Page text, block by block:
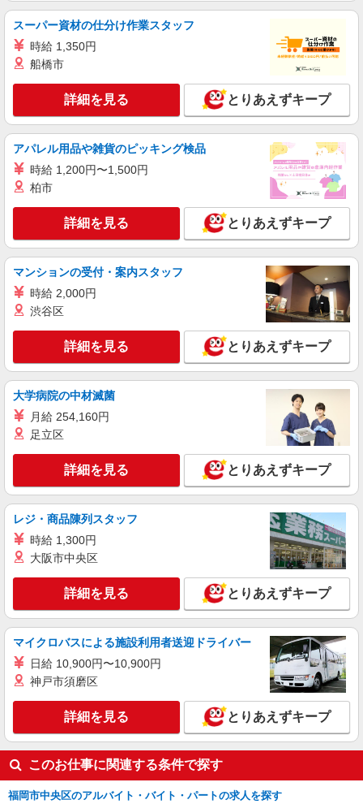
派遣社員 紹介予定派遣
株式会社シエロ
時給1300円〜1350円（経験・能力による） ※
残業代支給 ★交通費別途支給（規定あり） ゜
+゜・。○。・゜+゜・。○。・゜+゜ 入社祝い金10
万円支給(規定有) お友達を紹介頂くと, インセンテ
ィブ支給(規定有) ★月2回払い・週払い可能（規程
有）★ ゜・。○。・゜+゜・。○。・゜+゜
福岡県福岡市中央区
キープ 詳細を見る
派遣社員
株式会社シエロ
≪コールセンター≫
時給1400円〜 ※残業代支給 ★交通費別途支給
（規定あり） ゜+゜・。○。・゜+゜・。○。・゜
+゜ 入社祝い金10万円支給(規定有) お友達を紹介
頂くと, インセンティブ支給(規定有) ★月2回払
い・週払い可能（規程有）★ ゜・。○。・゜
福岡県福岡市中央区
詳細を見る
株式会社シエロ
≪コールセンター≫
月給280000円〜350000円（経験・能力によ
る） （内訳）基本給：208000円〜260000円固定
残業代：72000円〜90000円（時間外勤務45時間分
に相当）その他 ※残業代支給 ★交通費別途支給
（規定あり） ■社会保険 ■確定拠出年金制度 ■持
株会 ■在宅勤務制度 ■介護施設利用割引 ■勤続報
奨金制度 ゜+゜・。○。・゜+゜・。○。・゜+゜
入社祝い金10万円支給(規定有) お友達を紹介頂く
と, インセンティブ支給(規定有) ゜・。○。・゜
詳細を見る
派遣社員 紹介予定派遣
株式会社シエロ
時給1300円〜 ※残業代支給 ★交通費別途支給
（規定あり） ゜+゜・。○。・゜+゜・。○。・゜
+゜ 入社祝い金10万円支給(規定有) お友達を紹介
頂くと, インセンティブ支給(規定有) ★月2回払
い・週払い可能（規程有）★ ゜・。○。・゜
+゜・。○。・゜+゜
福岡県福岡市中央区
キープ 詳細を見る
派遣社員 紹介予定派遣
≪コールセンター≫
時給1300円〜 ※残業代支給 ★交通費別途支給
（規定あり） ゜+゜・。○。・゜+゜・。○。・゜
+゜ 入社祝い金10万円支給(規定有) お友達を紹介
頂くと, インセンティブ支給(規定有) ★月2回払
い・週払い可能（規程有）★ ゜・。○。・゜
福岡県福岡市中央区
スーパー資材の仕分け作業スタッフ
時給 1,350円
船橋市
詳細を見る とりあえずキープ
アパレル用品や雑貨のピッキング検品
時給 1,200円〜1,500円
柏市
詳細を見る とりあえずキープ
マンションの受付・案内スタッフ
時給 2,000円
渋谷区
詳細を見る とりあえずキープ
大学病院の中材滅菌
月給 254,160円
足立区
詳細を見る とりあえずキープ
レジ・商品陳列スタッフ
時給 1,300円
大阪市中央区
詳細を見る とりあえずキープ
マイクロバスによる施設利用者送迎ドライバー
日給 10,900円〜10,900円
神戸市須磨区
詳細を見る とりあえずキープ
このお仕事に関連する条件で探す
福岡市中央区のアルバイト・バイト・パートの求人を探す